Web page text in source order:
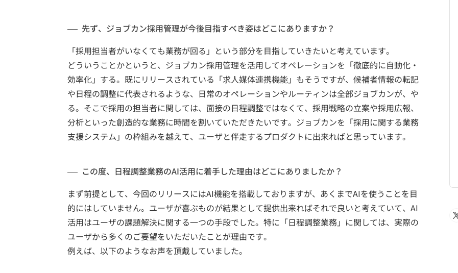
先ず、ジョブカン採用管理が今後目指すべき姿はどこにありますか？
「採用担当者がいなくても業務が回る」という部分を目指していきたいと考えています。
どういうことかというと、ジョブカン採用管理を活用してオペレーションを「徹底的に自動化・
効率化」する。既にリリースされている「求人媒体連携機能」もそうですが、候補者情報の転記
や日程の調整に代表されるような、日常のオペレーションやルーティンは全部ジョブカンが、や
る。そこで採用の担当者に関しては、面接の日程調整ではなくて、採用戦略の立案や採用広報、
分析といった創造的な業務に時間を割いていただきたいです。ジョブカンを「採用に関する業務
支援システム」の枠組みを越えて、ユーザと伴走するプロダクトに出来ればと思っています。
この度、日程調整業務のAI活用に着手した理由はどこにありましたか？
まず前提として、今回のリリースにはAI機能を搭載しておりますが、あくまでAIを使うことを目
的にはしていません。ユーザが喜ぶものが結果として提供出来ればそれで良いと考えていて、AI
活用はユーザの課題解決に関する一つの手段でした。特に「日程調整業務」に関しては、実際の
ユーザから多くのご要望をいただいたことが理由です。
例えば、以下のようなお声を頂戴していました。